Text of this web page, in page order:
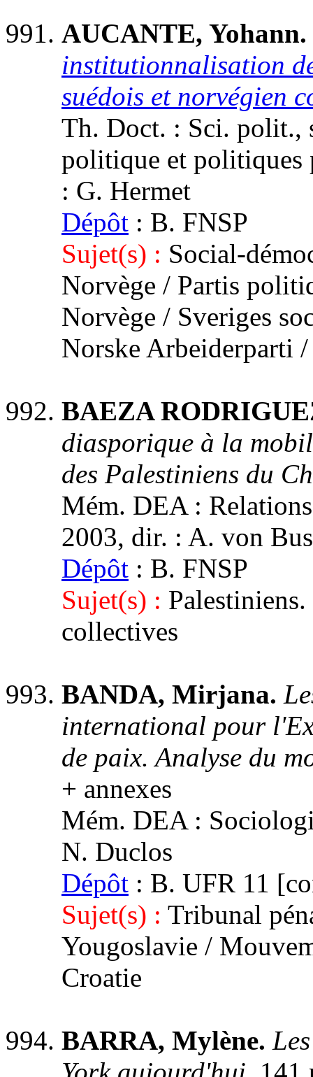
AUCANTE, Yohann.
institutionnalisation
suédois et norvégien
Th. Doct. : Sci. polit.,
politique et politiques
: G. Hermet
Dépôt : B. FNSP
Sujet(s) : Social-
Norvège / Partis
Norvège / Sveriges
Norske Arbeiderparti
BAEZA
diasporique à la
des Palestiniens du
Mém. DEA :
2003, dir. : A. von
Dépôt : B. FNSP
Sujet(s) :
collectives
BANDA, Mirjana.
international pour
de paix. Analyse du
+ annexes
Mém. DEA :
N. Duclos
Dépôt : B. UFR 11
Sujet(s) : Tribunal
Yougoslavie /
Croatie
BARRA, Mylène.